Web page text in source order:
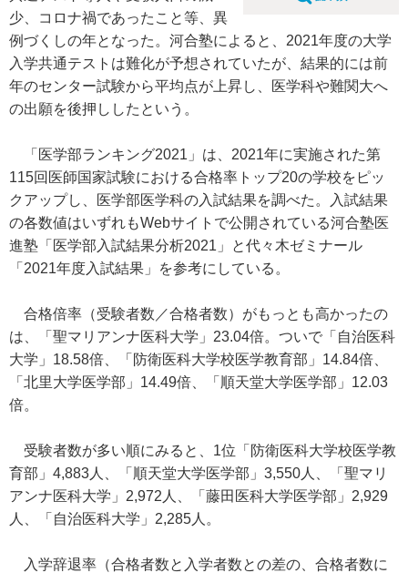
少、コロナ禍であったこと等、異
例づくしの年となった。河合塾によると、2021年度の大学
入学共通テストは難化が予想されていたが、結果的には前
年のセンター試験から平均点が上昇し、医学科や難関大へ
の出願を後押ししたという。
「医学部ランキング2021」は、2021年に実施された第
115回医師国家試験における合格率トップ20の学校をピッ
クアップし、医学部医学科の入試結果を調べた。入試結果
の各数値はいずれもWebサイトで公開されている河合塾医
進塾「医学部入試結果分析2021」と代々木ゼミナール
「2021年度入試結果」を参考にしている。
合格倍率（受験者数／合格者数）がもっとも高かったの
は、「聖マリアンナ医科大学」23.04倍。ついで「自治医科
大学」18.58倍、「防衛医科大学校医学教育部」14.84倍、
「北里大学医学部」14.49倍、「順天堂大学医学部」12.03
倍。
受験者数が多い順にみると、1位「防衛医科大学校医学教
育部」4,883人、「順天堂大学医学部」3,550人、「聖マリ
アンナ医科大学」2,972人、「藤田医科大学医学部」2,929
人、「自治医科大学」2,285人。
入学辞退率（合格者数と入学者数との差の、合格者数に